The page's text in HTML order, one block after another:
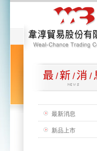
最新消息
新品上市